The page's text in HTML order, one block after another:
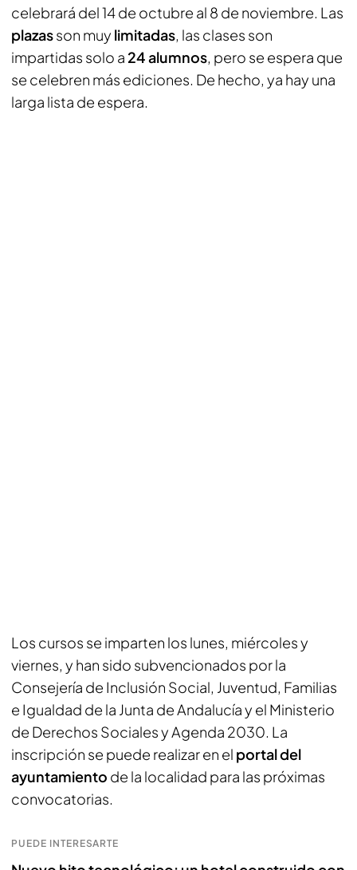
celebrará del 14 de octubre al 8 de noviembre. Las
plazasson muy limitadas, las clases son
impartidas solo a 24 alumnos, pero se espera que
se celebren más ediciones. De hecho, ya hay una
larga lista de espera.
Los cursos se imparten los lunes, miércoles y
viernes, y han sido subvencionados por la
Consejería de Inclusión Social, Juventud, Familias
e Igualdad de la Junta de Andalucía y el Ministerio
de Derechos Sociales y Agenda 2030. La
inscripción se puede realizar en el portal del
ayuntamiento de la localidad para las próximas
convocatorias.
PUEDE INTERESARTE